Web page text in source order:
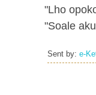
"Lho
"Soale
Sent by: e-